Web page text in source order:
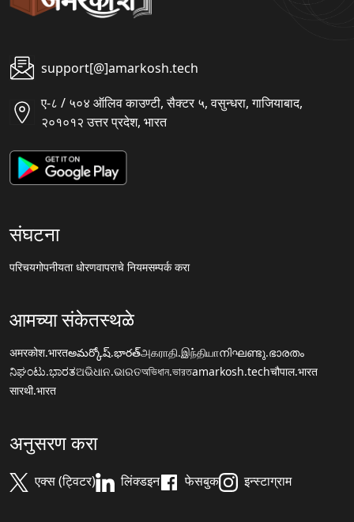
support[@]amarkosh.tech
ए-८ / ५०४ ऑलिव काउण्टी, सैक्टर ५, वसुन्धरा, गाजियाबाद,
२०१०१२ उत्तर प्रदेश, भारत
संघटना
परिचयगोपनीयता धोरणवापराचे नियमसम्पर्क करा
आमच्या संकेतस्थळे
अमरकोश.भारतఅమర్కోష్.భారత్அகராதி.இந்தியாനിഘണ്ടു.ഭാരതം
ನಿಘಂಟು.ಭಾರತଅଭିଧାନ.ଭାରତঅভিধান.ভারতamarkosh.techचौपाल.भारत
सारथी.भारत
अनुसरण करा
एक्स (ट्विटर) लिंक्डइन फेसबुक इन्स्टाग्राम